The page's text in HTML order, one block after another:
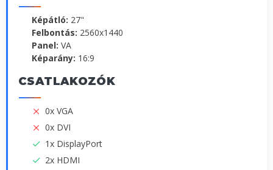
Képátló: 27"
Felbontás: 2560x1440
Panel: VA
Képarány: 16:9
CSATLAKOZÓK
0x VGA
0x DVI
1x DisplayPort
2x HDMI